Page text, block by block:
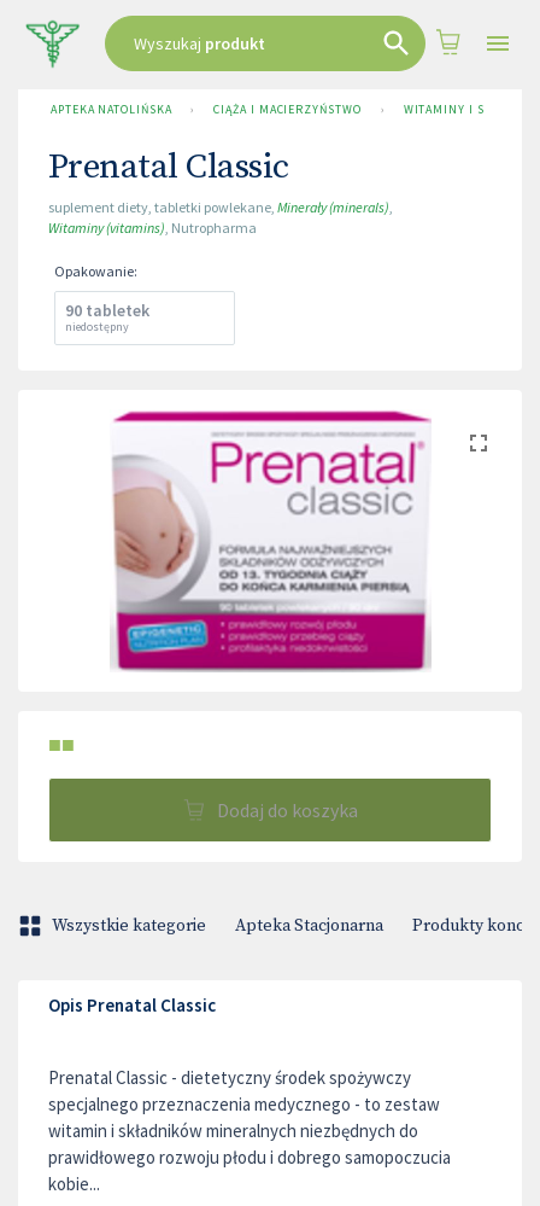
Wyszukaj produkt
APTEKA NATOLIŃSKA › CIĄŻA I MACIERZYŃSTWO › WITAMINY I
Prenatal Classic
suplement diety, tabletki powlekane, Minerały (minerals),
Witaminy (vitamins), Nutropharma
Opakowanie:
90 tabletek
niedostępny
■■
Dodaj do koszyka
Wszystkie kategorie Apteka Stacjonarna Produkty
Opis Prenatal Classic
Prenatal Classic - dietetyczny środek spożywczy
specjalnego przeznaczenia medycznego - to zestaw
witamin i składników mineralnych niezbędnych do
prawidłowego rozwoju płodu i dobrego samopoczucia
kobie...